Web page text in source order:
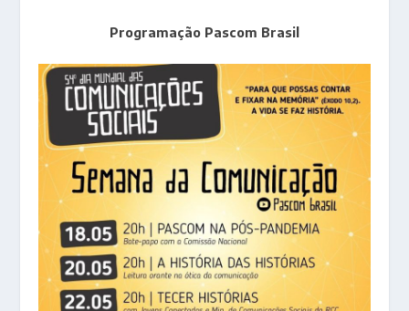
Programação Pascom Brasil